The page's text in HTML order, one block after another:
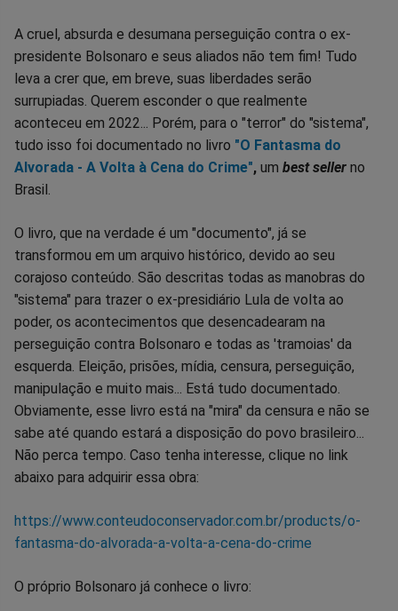
A cruel, absurda e desumana perseguição contra o ex-
presidente Bolsonaro e seus aliados não tem fim! Tudo
leva a crer que, em breve, suas liberdades serão
surrupiadas. Querem esconder o que realmente
aconteceu em 2022... Porém, para o "terror" do "sistema",
tudo isso foi documentado no livro "O Fantasma do
Alvorada - A Volta à Cena do Crime", um best seller no
Brasil.
O livro, que na verdade é um "documento", já se
transformou em um arquivo histórico, devido ao seu
corajoso conteúdo. São descritas todas as manobras do
"sistema" para trazer o ex-presidiário Lula de volta ao
poder, os acontecimentos que desencadearam na
perseguição contra Bolsonaro e todas as 'tramoias' da
esquerda. Eleição, prisões, mídia, censura, perseguição,
manipulação e muito mais... Está tudo documentado.
Obviamente, esse livro está na "mira" da censura e não se
sabe até quando estará a disposição do povo brasileiro...
Não perca tempo. Caso tenha interesse, clique no link
abaixo para adquirir essa obra:
https://www.conteudoconservador.com.br/products/o-
fantasma-do-alvorada-a-volta-a-cena-do-crime
O próprio Bolsonaro já conhece o livro: